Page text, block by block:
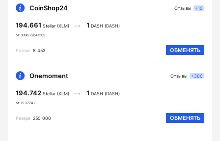
CoinShop24
194.661 Stellar (XLM)
от 3396.22641509
1 DASH (DASH)
Резерв 8 453 ОБМЕНЯТЬ
Отзывы +10
Onemoment
194.742 Stellar (XLM)
от 15.37742
1 DASH (DASH)
Резерв 250 000 ОБМЕНЯТЬ
Отзывы +386